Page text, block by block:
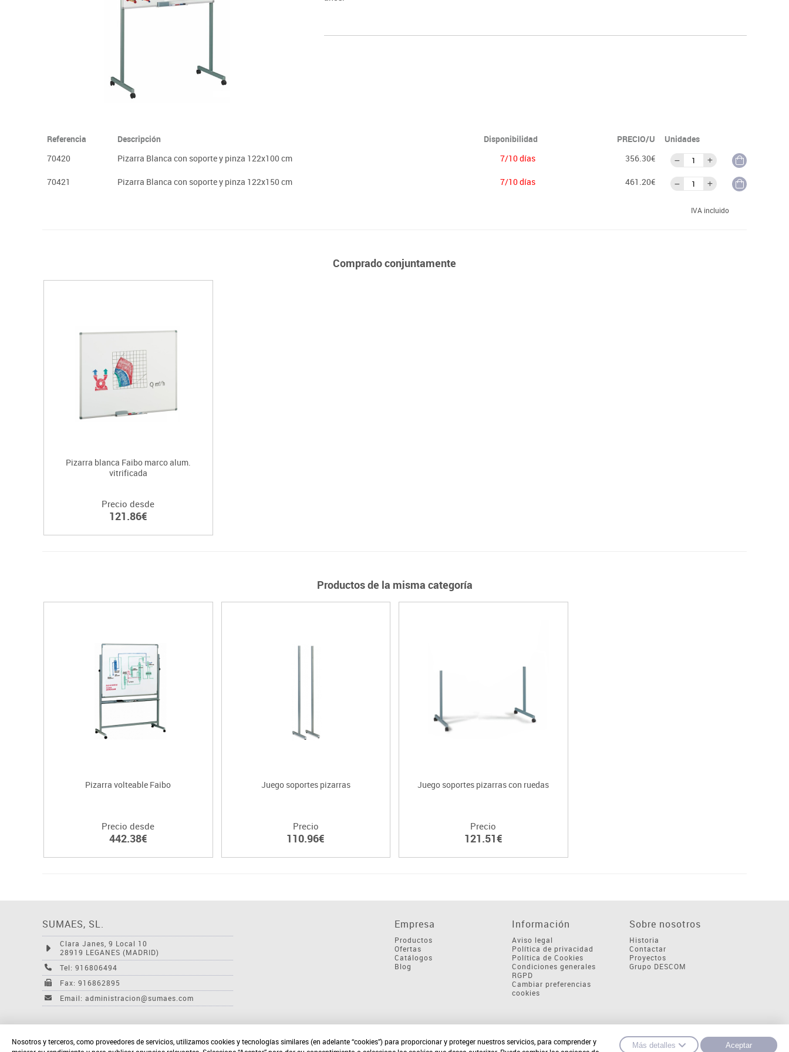
Papel y manipulados
Referencia Descripción Disponibilidad PRECIO/U
Unidades
70420
Pizarra Blanca con soporte y pinza 122x100 cm 7/10 días 356.30€
70421 Pizarra Blanca con soporte y pinza 122x150 cm 7/10 días 461.20€
IVA incluido
Comprado conjuntamente
Pizarra blanca Faibo marco alum.
vitrificada
Precio desde
121.86€
Productos de la misma categoría
Pizarra volteable Faibo
Precio desde
442.38€
Juego soportes pizarras
Precio
110.96€
Juego soportes pizarras con ruedas
Precio
121.51€
SUMAES, SL.
Clara Janes, 9 Local 10
28919 LEGANES (MADRID)
Tel: 916806494
Fax: 916862895
Email: administracion@sumaes.com
Empresa
Productos
Ofertas
Catálogos
Blog
Información
Aviso legal
Política de privacidad
Política de Cookies
Condiciones generales
RGPD
Cambiar preferencias
cookies
Sobre nosotros
Historia
Contactar
Proyectos
Grupo DESCOM
Nosotros y terceros, como proveedores de servicios, utilizamos cookies y tecnologías similares (en adelante “cookies”) para proporcionar y proteger nuestros servicios, para comprender y
Más detalles Aceptar